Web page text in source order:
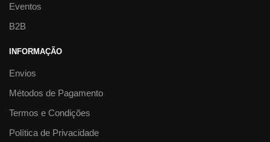
Eventos
B2B
INFORMAÇÃO
Envios
Métodos de Pagamento
Termos e Condições
Política de Privacidade